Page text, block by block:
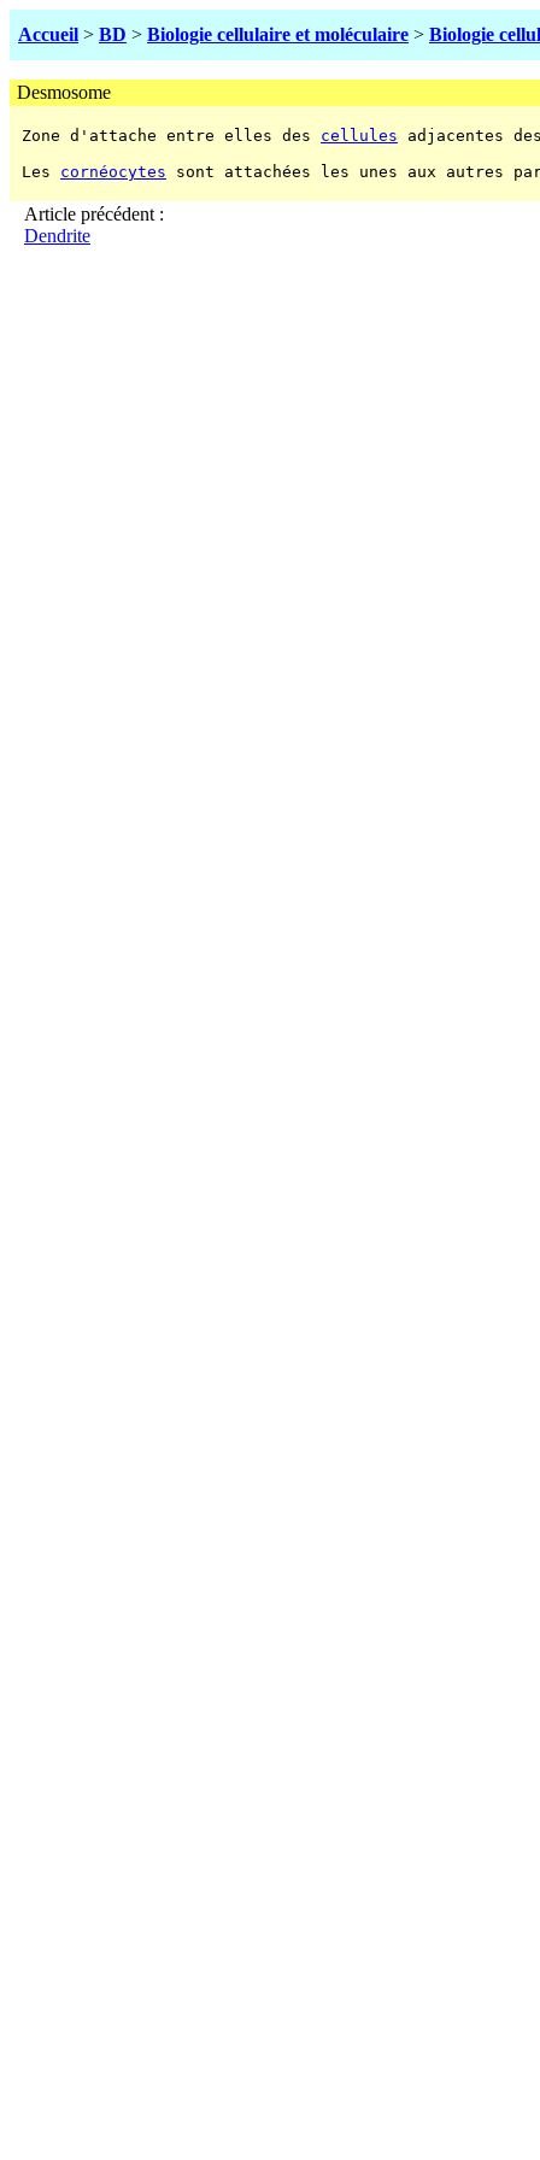
Accueil > BD > Biologie cellulaire et moléculaire > Biologie
Desmosome
Zone d'attache entre elles des cellules adjacentes
Les cornéocytes sont attachées les unes aux autres
Article précédent :
Dendrite